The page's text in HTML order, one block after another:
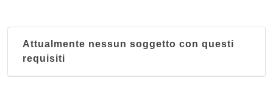
Due archi
Attualmente nessun soggetto con questi
requisiti